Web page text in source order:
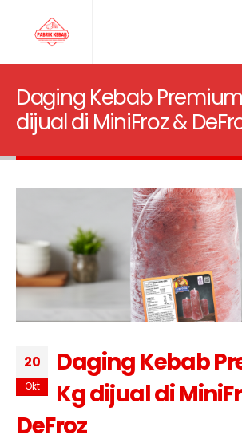
Daging Kebab
dijual di MiniFroz &
20
Okt
Daging Kebab
Kg dijual di
DeFroz